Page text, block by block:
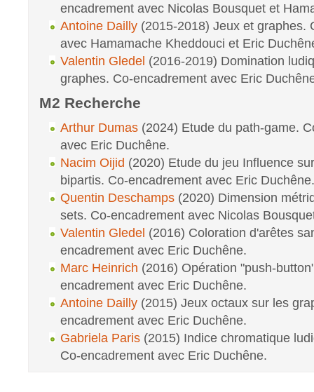
encadrement avec Nicolas Bousquet et
Antoine Dailly (2015-2018) Jeux et graphes.
avec Hamamache Kheddouci et Eric
Valentin Gledel (2016-2019) Domination
graphes. Co-encadrement avec Eric
M2 Recherche
Arthur Dumas (2024) Etude du path-game.
avec Eric Duchêne.
Nacim Oijid (2020) Etude du jeu Influence
bipartis. Co-encadrement avec Eric Duchêne.
Quentin Deschamps (2020) Dimension
sets. Co-encadrement avec Nicolas
Valentin Gledel (2016) Coloration d'arêtes
encadrement avec Eric Duchêne.
Marc Heinrich (2016) Opération "push-
encadrement avec Eric Duchêne.
Antoine Dailly (2015) Jeux octaux sur les
encadrement avec Eric Duchêne.
Gabriela Paris (2015) Indice chromatique
Co-encadrement avec Eric Duchêne.